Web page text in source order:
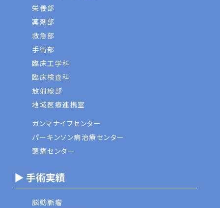
栄養部
薬剤部
救急部
手術部
臨床工学科
臨床検査科
放射線部
地域医療連携室
ガンマナイフセンター
パーキンソン病治療センター
頭痛センター
▶ 手術実績
脳動脈瘤